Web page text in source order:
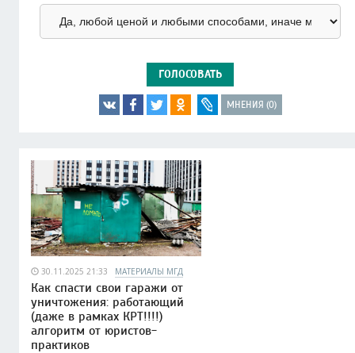
ГОЛОСОВАТЬ
МНЕНИЯ (0)
30.11.2025 21:33 МАТЕРИАЛЫ МГД
Как спасти свои гаражи от
уничтожения: работающий
(даже в рамках КРТ!!!!)
алгоритм от юристов-
практиков